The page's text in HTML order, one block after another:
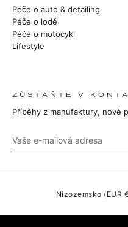
Péče o auto & detailing
Péče o lodě
Péče o motocykl
Lifestyle
ZŮSTAŇTE V
Příběhy z manufaktury, nové